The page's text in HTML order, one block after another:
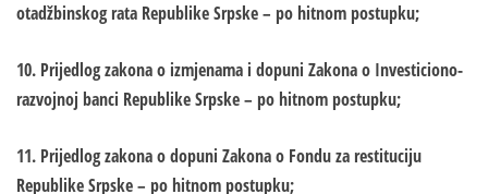
otadžbinskog rata Republike Srpske – po hitnom postupku;
10. Prijedlog zakona o izmjenama i dopuni Zakona o Investiciono-
razvojnoj banci Republike Srpske – po hitnom postupku;
11. Prijedlog zakona o dopuni Zakona o Fondu za restituciju
Republike Srpske – po hitnom postupku;